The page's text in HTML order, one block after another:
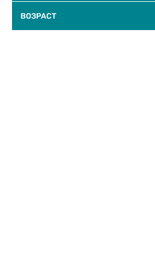
BOЗPACТ